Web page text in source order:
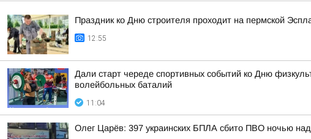
Праздник ко Дню строителя проходит на пермской
12:55
Дали старт череде спортивных событий ко Дню
волейбольных баталий
11:04
Олег Царёв: 397 украинских БПЛА сбито ПВО ночью